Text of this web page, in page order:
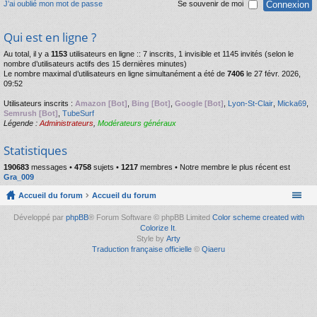
J’ai oublié mon mot de passe Se souvenir de moi
Qui est en ligne ?
Au total, il y a 1153 utilisateurs en ligne :: 7 inscrits, 1 invisible et 1145 invités (selon le
nombre d’utilisateurs actifs des 15 dernières minutes)
Le nombre maximal d’utilisateurs en ligne simultanément a été de 7406 le 27 févr. 2026,
09:52
Utilisateurs inscrits : Amazon [Bot] Bing [Bot] Google [Bot] Lyon-St-Clair Micka69
Semrush [Bot] TubeSurf
Légende : Administrateurs Modérateurs généraux
Statistiques
190683 messages • 4758 sujets • 1217 membres • Notre membre le plus récent est
Gra_009
Accueil du forum Accueil du forum
Développé par phpBB® Forum Software © phpBB Limited Color scheme created with
Colorize It.
Style by Arty
Traduction française officielle © Qiaeru